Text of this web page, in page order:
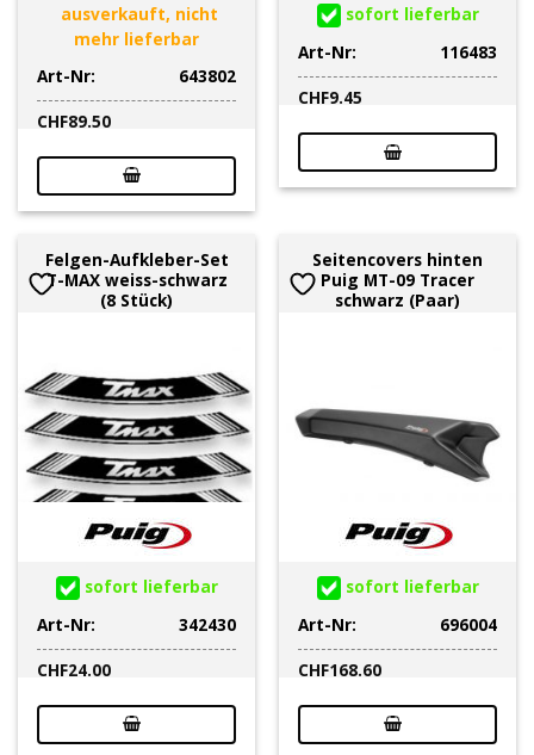
ausverkauft, nicht
mehr lieferbar
Art-Nr:
643802
CHF89.50
sofort lieferbar
Art-Nr:
116483
CHF9.45
Felgen-Aufkleber-Set
T-MAX weiss-schwarz
(8 Stück)
sofort lieferbar
Art-Nr:
342430
CHF24.00
Seitencovers hinten
Puig MT-09 Tracer
schwarz (Paar)
sofort lieferbar
Art-Nr:
696004
CHF168.60